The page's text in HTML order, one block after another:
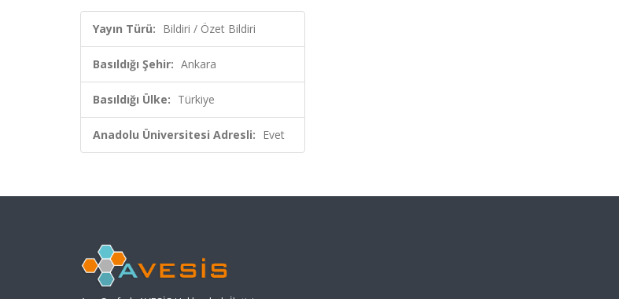
Yayın Türü: Bildiri / Özet Bildiri
Basıldığı Şehir: Ankara
Basıldığı Ülke: Türkiye
Anadolu Üniversitesi Adresli: Evet